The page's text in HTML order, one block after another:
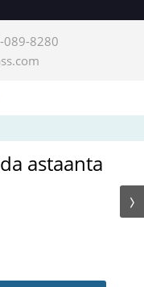
089-8280
astaanta